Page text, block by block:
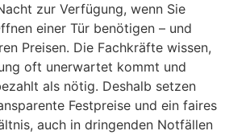
zur Verfügung, wenn Sie
einer Tür benötigen – und
Preisen. Die Fachkräfte wissen,
oft unerwartet kommt und
als nötig. Deshalb setzen
Festpreise und ein faires
auch in dringenden Notfällen